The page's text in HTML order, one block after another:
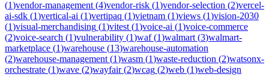
(1)vendor-management (4)vendor-risk (1)vendor-selection (2)vercel-
ai-sdk (1)vertical-ai (1)vertipaq (1)vietnam (1)views (1)vision-2030
(1)visual-merchandising (1)vitest (1)voice-ai (1)voice-commerce
(2)voice-search (1)vulnerability (1)waf(1)walmart (3)walmart-
marketplace (1)warehouse (13)warehouse-automation
(2)warehouse-management (1)wasm (1)waste-reduction (2)watsonx-
orchestrate (1)wave (2)wayfair(2)wcag (2)web (1)web-design